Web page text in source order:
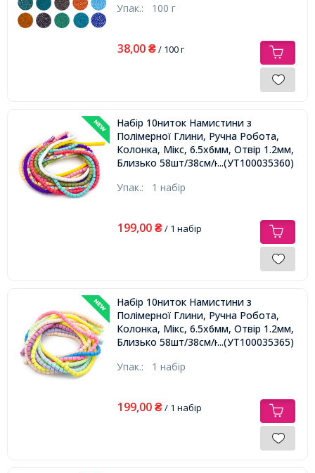
Упак.: 100 г
38,00 ₴/ 100 г
Набір 10ниток Намистини з
Полімерної Глини, Ручна Робота,
Колонка, Мікс, 6.5х6мм, Отвір 1.2мм,
Близько 58шт/38см/нитка,...(УТ100035360)
Упак.: 1 набір
199,00 ₴/ 1 набір
Набір 10ниток Намистини з
Полімерної Глини, Ручна Робота,
Колонка, Мікс, 6.5х6мм, Отвір 1.2мм,
Близько 58шт/38см/нитка,...(УТ100035365)
Упак.: 1 набір
199,00 ₴/ 1 набір